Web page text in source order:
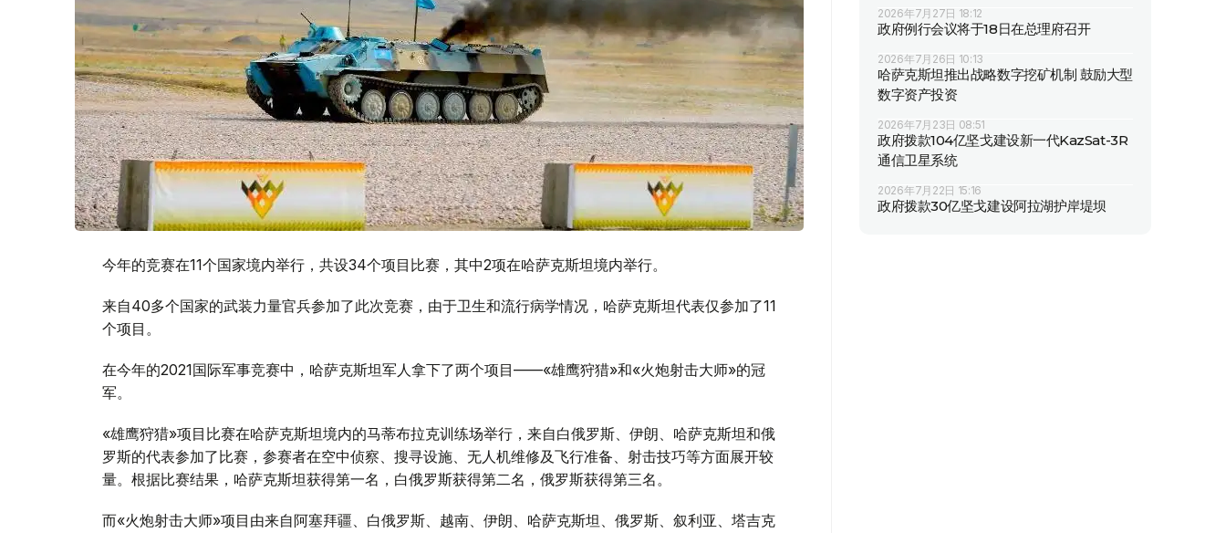
今年的竞赛在11个国家境内举行，共设34个项目比赛，其中2项在哈萨克斯坦境内举行。
来自40多个国家的武装力量官兵参加了此次竞赛，由于卫生和流行病学情况，哈萨克斯坦代表仅参加了11
个项目。
在今年的2021国际军事竞赛中，哈萨克斯坦军人拿下了两个项目——«雄鹰狩猎»和«火炮射击大师»的冠
军。
«雄鹰狩猎»项目比赛在哈萨克斯坦境内的马蒂布拉克训练场举行，来自白俄罗斯、伊朗、哈萨克斯坦和俄
罗斯的代表参加了比赛，参赛者在空中侦察、搜寻设施、无人机维修及飞行准备、射击技巧等方面展开较
量。根据比赛结果，哈萨克斯坦获得第一名，白俄罗斯获得第二名，俄罗斯获得第三名。
而«火炮射击大师»项目由来自阿塞拜疆、白俄罗斯、越南、伊朗、哈萨克斯坦、俄罗斯、叙利亚、塔吉克
2026年7月27日 18:12
政府例行会议将于18日在总理府召开
2026年7月26日 10:13
哈萨克斯坦推出战略数字挖矿机制 鼓励大型
数字资产投资
2026年7月23日 08:51
政府拨款104亿坚戈建设新一代KazSat-3R
通信卫星系统
2026年7月22日 15:16
政府拨款30亿坚戈建设阿拉湖护岸堤坝